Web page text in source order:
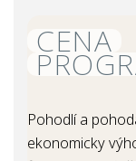
CENA
Pohodlí a
ekonomicky